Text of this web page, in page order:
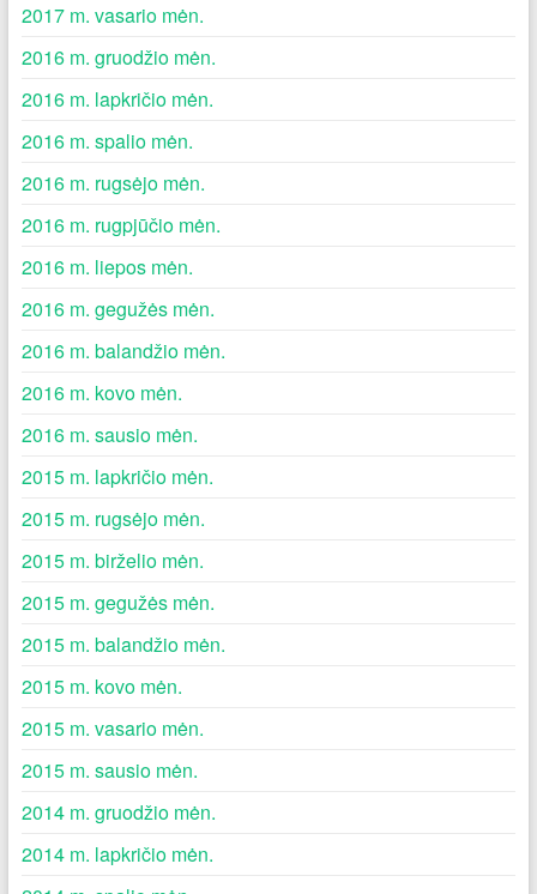
2017 m. vasario mėn.
2016 m. gruodžio mėn.
2016 m. lapkričio mėn.
2016 m. spalio mėn.
2016 m. rugsėjo mėn.
2016 m. rugpjūčio mėn.
2016 m. liepos mėn.
2016 m. gegužės mėn.
2016 m. balandžio mėn.
2016 m. kovo mėn.
2016 m. sausio mėn.
2015 m. lapkričio mėn.
2015 m. rugsėjo mėn.
2015 m. birželio mėn.
2015 m. gegužės mėn.
2015 m. balandžio mėn.
2015 m. kovo mėn.
2015 m. vasario mėn.
2015 m. sausio mėn.
2014 m. gruodžio mėn.
2014 m. lapkričio mėn.